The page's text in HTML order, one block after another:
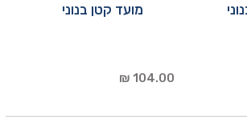
מועד קטן בנוני
104.00 ₪